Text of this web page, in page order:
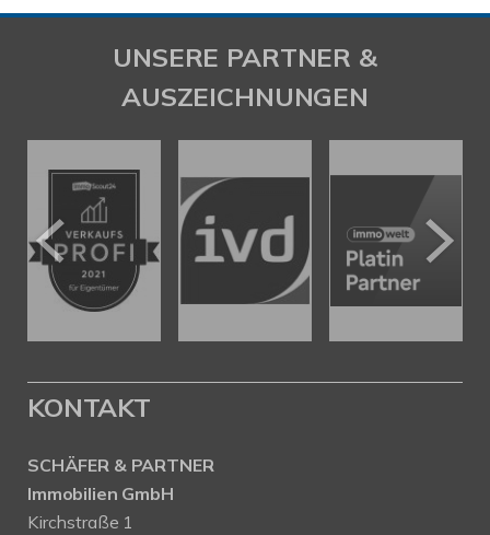
UNSERE PARTNER &
AUSZEICHNUNGEN
KONTAKT
SCHÄFER & PARTNER
Immobilien GmbH
Kirchstraße 1